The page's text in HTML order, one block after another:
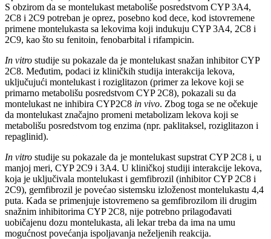
S obzirom da se montelukast metaboliše posredstvom CYP 3A4,
2C8 i 2C9 potreban je oprez, posebno kod dece, kod istovremene
primene montelukasta sa lekovima koji indukuju CYP 3A4, 2C8 i
2C9, kao što su fenitoin, fenobarbital i rifampicin.
In vitro studije su pokazale da je montelukast snažan inhibitor CYP
2C8. Međutim, podaci iz kliničkih studija interakcija lekova,
uključujući montelukast i roziglitazon (primer za lekove koji se
primarno metabolišu posredstvom CYP 2C8), pokazali su da
montelukast ne inhibira CYP2C8 in vivo. Zbog toga se ne očekuje
da montelukast značajno promeni metabolizam lekova koji se
metabolišu posredstvom tog enzima (npr. paklitaksel, roziglitazon i
repaglinid).
In vitro studije su pokazale da je montelukast supstrat CYP 2C8 i, u
manjoj meri, CYP 2C9 i 3A4. U kliničkoj studiji interakcije lekova,
koja je uključivala montelukast i gemfibrozil (inhibitor CYP 2C8 i
2C9), gemfibrozil je povećao sistemsku izloženost montelukastu 4,4
puta. Kada se primenjuje istovremeno sa gemfibrozilom ili drugim
snažnim inhibitorima CYP 2C8, nije potrebno prilagođavati
uobičajenu dozu montelukasta, ali lekar treba da ima na umu
mogućnost povećanja ispoljavanja neželjenih reakcija.